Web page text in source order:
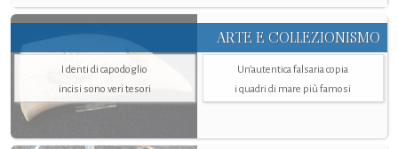
ARTE E COLLEZIONISMO
I denti di capodoglio
incisi sono veri tesori
Un’autentica falsaria copia
i quadri di mare più famosi